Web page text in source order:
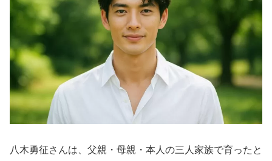
八木勇征さんは、父親・母親・本人の三人家族で育ったと